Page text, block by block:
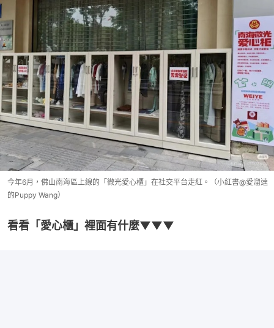
今年6月，佛山南海區上線的「微光愛心櫃」在社交平台走紅。（小紅書@愛溜達
的Puppy Wang）
看看「愛心櫃」裡面有什麼▼▼▼